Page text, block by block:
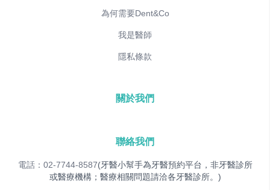
為何需要Dent&Co
我是醫師
隱私條款
關於我們
聯絡我們
電話：02-7744-8587(牙醫小幫手為牙醫預約平台，非牙醫診所
或醫療機構；醫療相關問題請洽各牙醫診所。)